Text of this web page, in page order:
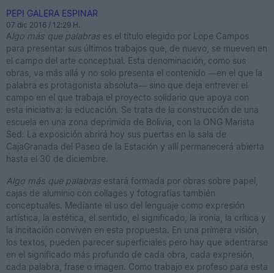
PEPI GALERA ESPINAR
07 dic 2016 / 12:29 H.
Algo más que palabras es el título elegido por Lope Campos
para presentar sus últimos trabajos que, de nuevo, se mueven en
el campo del arte conceptual. Esta denominación, como sus
obras, va más allá y no solo presenta el contenido —en el que la
palabra es protagonista absoluta— sino que deja entrever el
campo en el que trabaja el proyecto solidario que apoya con
esta iniciativa: la educación. Se trata de la construcción de una
escuela en una zona deprimida de Bolivia, con la ONG Marista
Sed. La exposición abrirá hoy sus puertas en la sala de
CajaGranada del Paseo de la Estación y allí permanecerá abierta
hasta el 30 de diciembre.
Algo más que palabras estará formada por obras sobre papel,
cajas de aluminio con collages y fotografías también
conceptuales. Mediante el uso del lenguaje como expresión
artística, la estética, el sentido, el significado, la ironía, la crítica y
la incitación conviven en esta propuesta. En una primera visión,
los textos, pueden parecer superficiales pero hay que adentrarse
en el significado más profundo de cada obra, cada expresión,
cada palabra, frase o imagen. Como trabajo ex profeso para esta